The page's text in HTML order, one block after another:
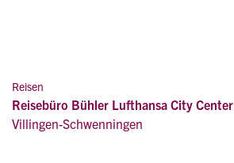
Reisen
Reisebüro Bühler Lufthansa City Center
Villingen-Schwenningen